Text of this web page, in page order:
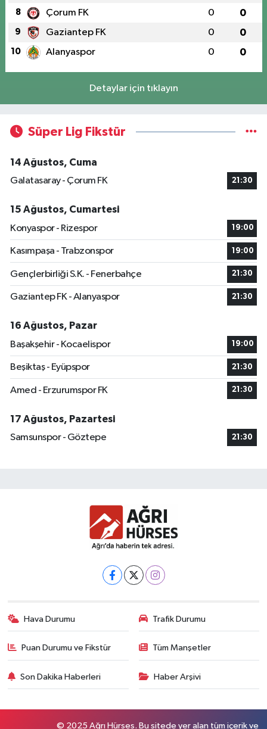
8 Çorum FK 0 0
9 Gaziantep FK 0 0
10 Alanyaspor 0 0
Detaylar için tıklayın
Süper Lig Fikstür
14 Ağustos, Cuma
Galatasaray - Çorum FK
21:30
15 Ağustos, Cumartesi
Konyaspor - Rizespor
19:00
Kasımpaşa - Trabzonspor 19:00
Gençlerbirliği S.K. - Fenerbahçe 21:30
Gaziantep FK - Alanyaspor 21:30
16 Ağustos, Pazar
Başakşehir - Kocaelispor
19:00
Beşiktaş - Eyüpspor 21:30
Amed - Erzurumspor FK 21:30
17 Ağustos, Pazartesi
Samsunspor - Göztepe
21:30
Hava Durumu Trafik Durumu
Puan Durumu ve Fikstür Tüm Manşetler
Son Dakika Haberleri Haber Arşivi
© 2025 Ağrı Hürses. Bu sitede yer alan tüm içerik ve